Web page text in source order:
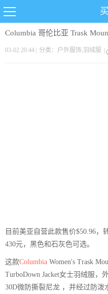
Columbia 哥伦比亚 Trask
03-02 20:44 分类： 户外服饰,羽绒服
目前美亚自营此款售价$50.96，
430元，黑色和石灰色可选。
这款Columbia Women's Trask
TurboDown Jacket女士羽绒服，
30D微防撕裂尼龙 ，并经过防泼